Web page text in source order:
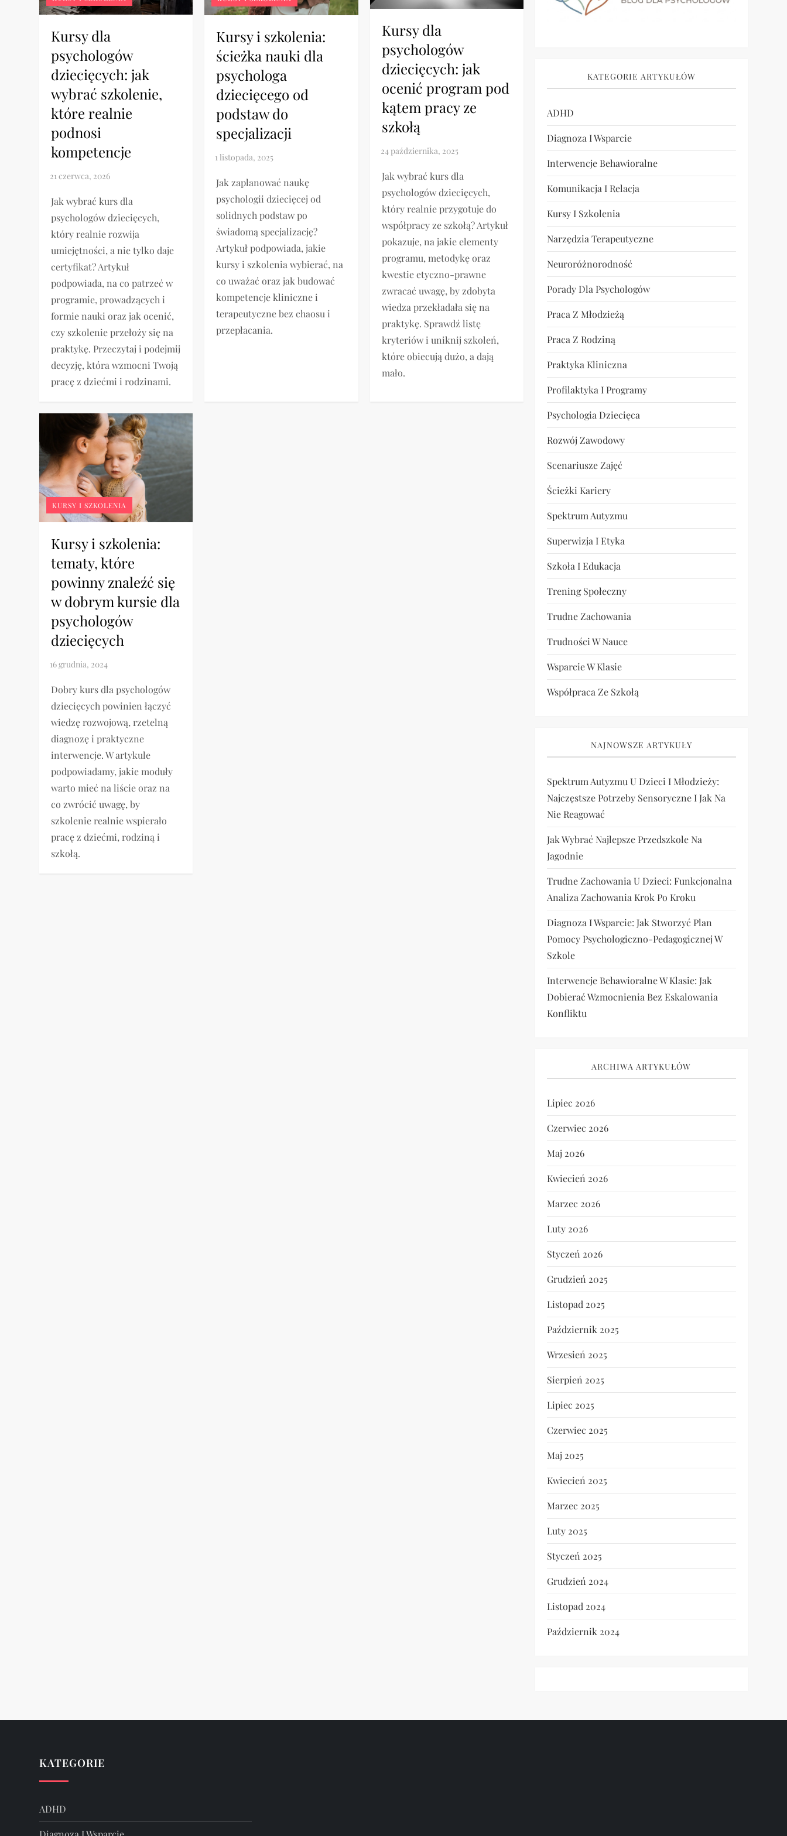
Kursy dla
psychologów
dziecięcych: jak
wybrać szkolenie,
które realnie
podnosi
kompetencje
Jak wybrać kurs dla
psychologów dziecięcych,
który realnie rozwija
umiejętności, a nie tylko daje
certyfikat? Artykuł
podpowiada, na co patrzeć w
programie, prowadzących i
formie nauki oraz jak ocenić,
czy szkolenie przełoży się na
praktykę. Przeczytaj i podejmij
decyzję, która wzmocni Twoją
pracę z dziećmi i rodzinami.
Kursy i szkolenia:
ścieżka nauki dla
psychologa
dziecięcego od
podstaw do
specjalizacji
Jak zaplanować naukę
psychologii dziecięcej od
solidnych podstaw po
świadomą specjalizację?
Artykuł podpowiada, jakie
kursy i szkolenia wybierać, na
co uważać oraz jak budować
kompetencje kliniczne i
terapeutyczne bez chaosu i
przepłacania.
Kursy dla
psychologów
dziecięcych: jak
ocenić program pod
kątem pracy ze
szkołą
Jak wybrać kurs dla
psychologów dziecięcych,
który realnie przygotuje do
współpracy ze szkołą? Artykuł
pokazuje, na jakie elementy
programu, metodykę oraz
kwestie etyczno-prawne
zwracać uwagę, by zdobyta
wiedza przekładała się na
praktykę. Sprawdź listę
kryteriów i uniknij szkoleń,
które obiecują dużo, a dają
mało.
KURSY I SZKOLENIA
Kursy i szkolenia:
tematy, które
powinny znaleźć się
w dobrym kursie dla
psychologów
dziecięcych
Dobry kurs dla psychologów
dziecięcych powinien łączyć
wiedzę rozwojową, rzetelną
diagnozę i praktyczne
interwencje. W artykule
podpowiadamy, jakie moduły
warto mieć na liście oraz na
co zwrócić uwagę, by
szkolenie realnie wspierało
pracę z dziećmi, rodziną i
szkołą.
KATEGORIE ARTYKUŁÓW
ADHD
Diagnoza I Wsparcie
Interwencje Behawioralne
Komunikacja I Relacja
Kursy I Szkolenia
Narzędzia Terapeutyczne
Neuroróżnorodność
Porady Dla Psychologów
Praca Z Młodzieżą
Praca Z Rodziną
Praktyka Kliniczna
Profilaktyka I Programy
Psychologia Dziecięca
Rozwój Zawodowy
Scenariusze Zajęć
Ścieżki Kariery
Spektrum Autyzmu
Superwizja I Etyka
Szkoła I Edukacja
Trening Społeczny
Trudne Zachowania
Trudności W Nauce
Wsparcie W Klasie
Współpraca Ze Szkołą
NAJNOWSZE ARTYKUŁY
Spektrum Autyzmu U Dzieci I Młodzieży:
Najczęstsze Potrzeby Sensoryczne I Jak Na
Nie Reagować
Jak Wybrać Najlepsze Przedszkole Na
Jagodnie
Trudne Zachowania U Dzieci: Funkcjonalna
Analiza Zachowania Krok Po Kroku
Diagnoza I Wsparcie: Jak Stworzyć Plan
Pomocy Psychologiczno-Pedagogicznej W
Szkole
Interwencje Behawioralne W Klasie: Jak
Dobierać Wzmocnienia Bez Eskalowania
Konfliktu
ARCHIWA ARTYKUŁÓW
Lipiec 2026
Czerwiec 2026
Maj 2026
Kwiecień 2026
Marzec 2026
Luty 2026
Styczeń 2026
Grudzień 2025
Listopad 2025
Październik 2025
Wrzesień 2025
Sierpień 2025
Lipiec 2025
Czerwiec 2025
Maj 2025
Kwiecień 2025
Marzec 2025
Luty 2025
Styczeń 2025
Grudzień 2024
Listopad 2024
Październik 2024
KATEGORIE
ADHD